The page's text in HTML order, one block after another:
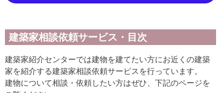
建築家相談依頼サービス・目次
建築家紹介センターでは建物を建てたい方にお近くの建築
家を紹介する建築家相談依頼サービスを行っています。
建物について相談・依頼したい方はぜひ、下記のページを